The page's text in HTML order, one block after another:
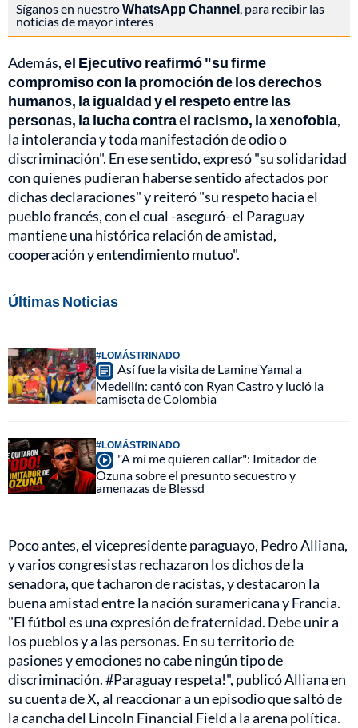
Síganos en nuestroWhatsApp Channel, para recibir las
noticias de mayor interés
Además,el Ejecutivo reafirmó "su firme
compromiso con la promoción de los derechos
humanos, la igualdad y el respeto entre las
personas, la lucha contra el racismo, la xenofobia,
la intolerancia y toda manifestación de odio o
discriminación". En ese sentido, expresó "su solidaridad
con quienes pudieran haberse sentido afectados por
dichas declaraciones" y reiteró "su respeto hacia el
pueblo francés, con el cual -aseguró- el Paraguay
mantiene una histórica relación de amistad,
cooperación y entendimiento mutuo".
Últimas Noticias
#LOMÁSTRINADO
Así fue la visita de Lamine Yamal a
Medellín: cantó con Ryan Castro y lució la
camiseta de Colombia
#LOMÁSTRINADO
"A mí me quieren callar": Imitador de
Ozuna sobre el presunto secuestro y
amenazas de Blessd
Poco antes, el vicepresidente paraguayo, Pedro Alliana,
y varios congresistas rechazaron los dichos de la
senadora, que tacharon de racistas, y destacaron la
buena amistad entre la nación suramericana y Francia.
"El fútbol es una expresión de fraternidad. Debe unir a
los pueblos y a las personas. En su territorio de
pasiones y emociones no cabe ningún tipo de
discriminación. #Paraguay respeta!", publicó Alliana en
su cuenta de X, al reaccionar a un episodio que saltó de
la cancha del Lincoln Financial Field a la arena política.